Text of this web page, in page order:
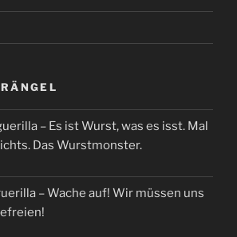
– Es ist Wurst, was es isst. Mal
Das Wurstmonster.
– Wache auf! Wir müssen uns